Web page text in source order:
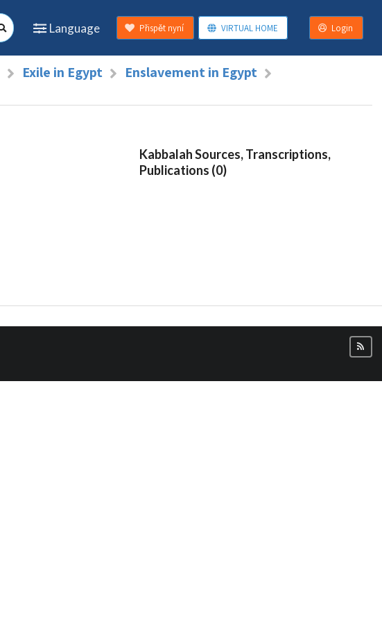
Language Přispět nyní VIRTUAL HOME Login
Exile in Egypt
Enslavement in Egypt
Kabbalah Sources, Transcriptions,
Publications (0)